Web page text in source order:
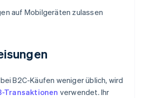
auf Mobilgeräten zulassen
B2C-Käufen weniger üblich, wird
Transaktionen verwendet. Ihr